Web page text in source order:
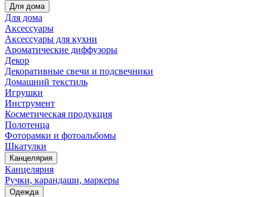
Для дома
Для дома
Аксессуары
Аксессуары для кухни
Ароматические диффузоры
Декор
Декоративные свечи и подсвечники
Домашний текстиль
Игрушки
Инструмент
Косметическая продукция
Полотенца
Фоторамки и фотоальбомы
Шкатулки
Канцелярия
Канцелярия
Ручки, карандаши, маркеры
Одежда